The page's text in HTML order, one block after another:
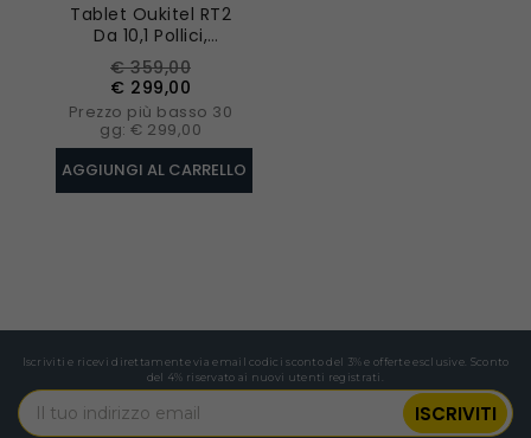
Tablet Oukitel RT2
Da 10,1 Pollici,
Mediatek MT8788,
8GB RAM 128GB ROM,
Doppia Fotocamera
Da 16MP - Arancio
Prezzo
base
€ 359,00Prezzo
€ 299,00
Prezzo più basso 30
gg: € 299,00
AGGIUNGI AL CARRELLO
Iscriviti e ricevi direttamente via email codici sconto del 3% e offerte esclusive. Sconto
del 4% riservato ai nuovi utenti registrati.